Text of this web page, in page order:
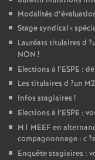
Modalités
Stage syndical «
Lauréats titulaires d
NON !
Elections à l’ESPE :
Les titulaires d ?un
Infos stagiaires !
Elections à l’ESPE :
M1 MEEFen
compagnonnage : c
Enquête stagiaires :